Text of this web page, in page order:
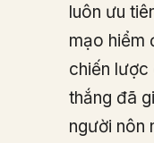
luôn ưu
mạo hiểm
chiến
thắng đã
người nôn